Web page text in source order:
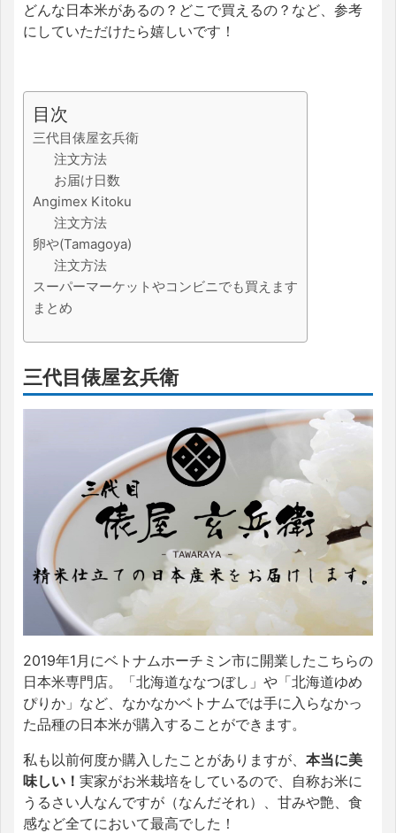
どんな日本米があるの？どこで買えるの？など、参考
にしていただけたら嬉しいです！
目次
三代目俵屋玄兵衛
注文方法
お届け日数
Angimex Kitoku
注文方法
卵や(Tamagoya)
注文方法
スーパーマーケットやコンビニでも買えます
まとめ
三代目俵屋玄兵衛
2019年1 月にベトナムホーチミン市に開業したこちらの
日本米専門店。「北海道ななつぼし」や「北海道ゆめ
ぴりか」など、なかなかベトナムでは手に入らなかっ
た品種の日本米が購入することができます。
私も以前何度か購入したことがありますが、 本当に美
味しい！ 実家がお米栽培をしているので、自称お米に
うるさい人なんですが（なんだそれ）、甘みや艶、食
感など全てにおいて最高でした！